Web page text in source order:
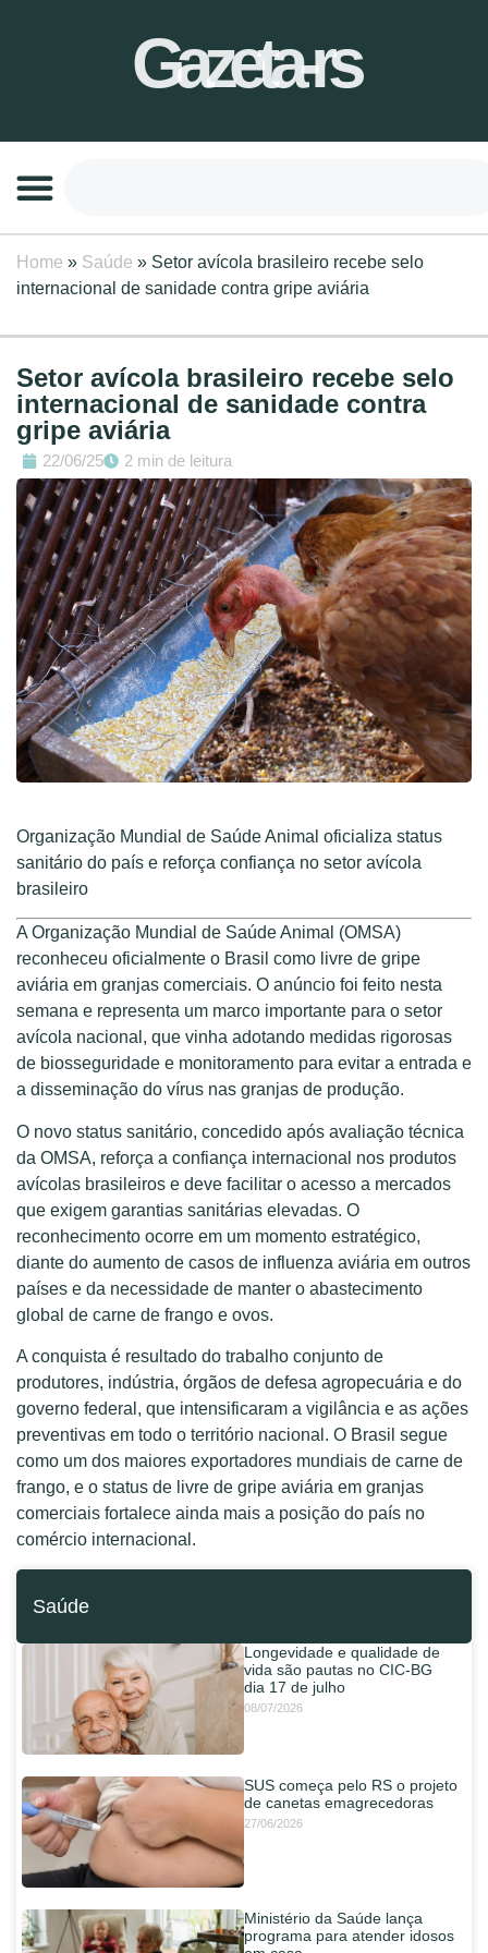
Gazeta-rs
Home » Saúde » Setor avícola brasileiro recebe selo
internacional de sanidade contra gripe aviária
Setor avícola brasileiro recebe selo
internacional de sanidade contra
gripe aviária
22/06/25 2 min de leitura
Organização Mundial de Saúde Animal oficializa status
sanitário do país e reforça confiança no setor avícola
brasileiro
A Organização Mundial de Saúde Animal (OMSA)
reconheceu oficialmente o Brasil como livre de gripe
aviária em granjas comerciais. O anúncio foi feito nesta
semana e representa um marco importante para o setor
avícola nacional, que vinha adotando medidas rigorosas
de biosseguridade e monitoramento para evitar a entrada e
a disseminação do vírus nas granjas de produção.
O novo status sanitário, concedido após avaliação técnica
da OMSA, reforça a confiança internacional nos produtos
avícolas brasileiros e deve facilitar o acesso a mercados
que exigem garantias sanitárias elevadas. O
reconhecimento ocorre em um momento estratégico,
diante do aumento de casos de influenza aviária em outros
países e da necessidade de manter o abastecimento
global de carne de frango e ovos.
A conquista é resultado do trabalho conjunto de
produtores, indústria, órgãos de defesa agropecuária e do
governo federal, que intensificaram a vigilância e as ações
preventivas em todo o território nacional. O Brasil segue
como um dos maiores exportadores mundiais de carne de
frango, e o status de livre de gripe aviária em granjas
comerciais fortalece ainda mais a posição do país no
comércio internacional.
Saúde
Longevidade e qualidade de
vida são pautas no CIC-BG
dia 17 de julho
08/07/2026
SUS começa pelo RS o projeto
de canetas emagrecedoras
27/06/2026
Ministério da Saúde lança
programa para atender idosos